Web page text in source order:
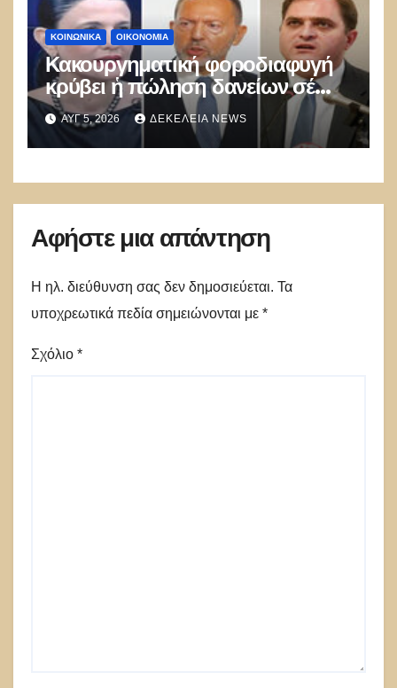
ΚΟΙΝΩΝΙΚΑ ΟΙΚΟΝΟΜΙΑ
Κακουργηματική φοροδιαφυγή
κρύβει ἡ πώληση δανείων σέ
funds
ΑΥΓ 5, 2026 ΔΕΚΈΛΕΙΑ NEWS
Αφήστε μια απάντηση
Η ηλ. διεύθυνση σας δεν δημοσιεύεται. Τα
υποχρεωτικά πεδία σημειώνονται με *
Σχόλιο *